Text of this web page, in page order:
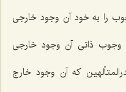
را به خود آن وجود خارجی
وجوب ذاتی آن وجود خارجی
که آن وجود خارج